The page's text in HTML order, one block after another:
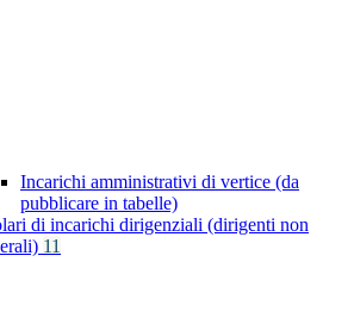
Incarichi amministrativi di vertice (da
pubblicare in tabelle)
di incarichi dirigenziali (dirigenti non
11